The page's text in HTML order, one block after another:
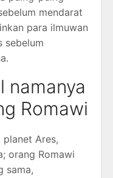
mendarat
para ilmuwan
sebelum
namanya
Romawi
planet Ares,
orang Romawi
sama,